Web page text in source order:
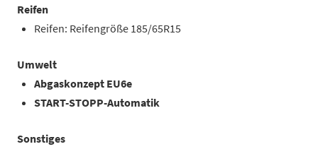
Reifen
Reifen: Reifengröße 185/65R15
Umwelt
Abgaskonzept EU6e
START-STOPP-Automatik
Sonstiges